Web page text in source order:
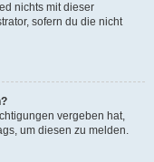
nichts mit dieser
sofern du die nicht
vergeben hat,
um diesen zu melden.